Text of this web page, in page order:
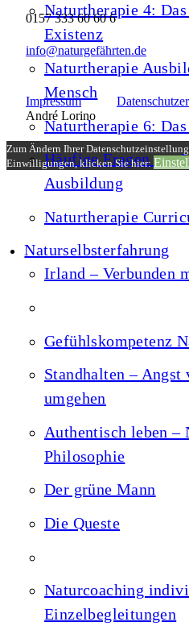
Naturtherapie 4:
Existenz
Naturtherapie
Mensch
Naturtherapie 6:
Häufige Fragen zur
Ausbildung
Naturtherapie
Naturselbsterfahrung
Irland – Verbunden
Gefühlskompetenz
Standhalten –
umgehen
Authentisch leben
Philosophie
Der grüne Mann
Die Queste
Naturcoaching
Einzelbegleitungen
0157 333 60 60 6
info@naturgefährten.de
Impressum
André Lorino
Zum Ändern Ihrer
Einwilligungen, klicken Sie hier: